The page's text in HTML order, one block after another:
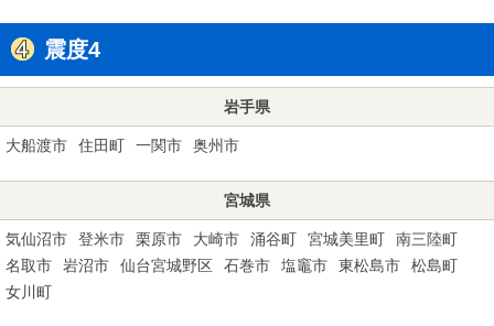
震度4
岩手県
大船渡市 住田町 一関市 奥州市
宮城県
気仙沼市 登米市 栗原市 大崎市 涌谷町 宮城美里町
南三陸町
名取市
岩沼市 仙台宮城野区 石巻市 塩竈市 東松島市
松島町
女川町